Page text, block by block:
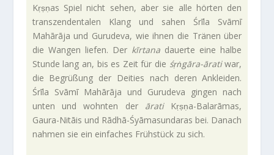
Kṛṣṇas Spiel nicht sehen, aber sie alle hörten den
tran­szen­den­talen Klang und sahen Śrīla Svāmī
Mahārāja und Guru­deva, wie ihnen die Tränen über
die Wangen liefen. Der kīr­tana dau­erte eine halbe
Stunde lang an, bis es Zeit für die śṛṅgāra-āratiwar,
die Begrü­ßung der Dei­ties nach deren Ankleiden.
Śrīla Svāmī Mahārāja und Guru­deva gingen nach
unten und wohnten der āratiKṛṣṇa-Balarāmas,
Gaura-Nitāis und Rādhā-Śyāmasundaras bei. Danach
nahmen sie ein ein­fa­ches Früh­stück zu sich.